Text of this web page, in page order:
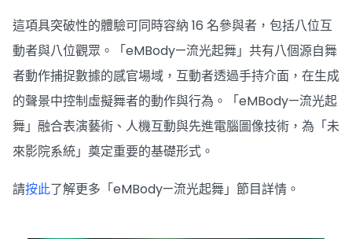
這項具突破性的體驗可同時容納 16 名參與者，包括八位互
動者與八位觀眾。「eMBody—流光起舞」共有八個源自舞
者動作捕捉數據的感官場域，互動者透過手持介面，在生成
的聲景中控制虛擬舞者的動作與行為。「eMBody—流光起
舞」融合表演藝術、人機互動與先進電腦圖像技術，為「未
來影院系統」奠定重要的基礎形式。
請按此了解更多「eMBody—流光起舞」節目詳情。